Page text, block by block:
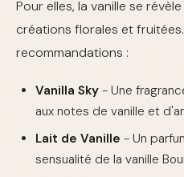
Pour elles, la vanille se
créations florales et
recommandations :
Vanilla Sky - Une
aux notes de vanille et
Lait de Vanille - Un
sensualité de la vanille